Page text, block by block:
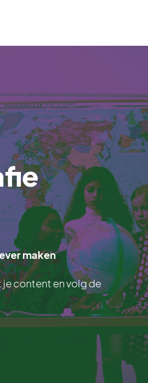
maken
content en volg de